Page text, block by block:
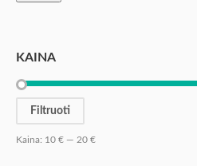
KAINA
Filtruoti
Kaina: 10 € — 20 €